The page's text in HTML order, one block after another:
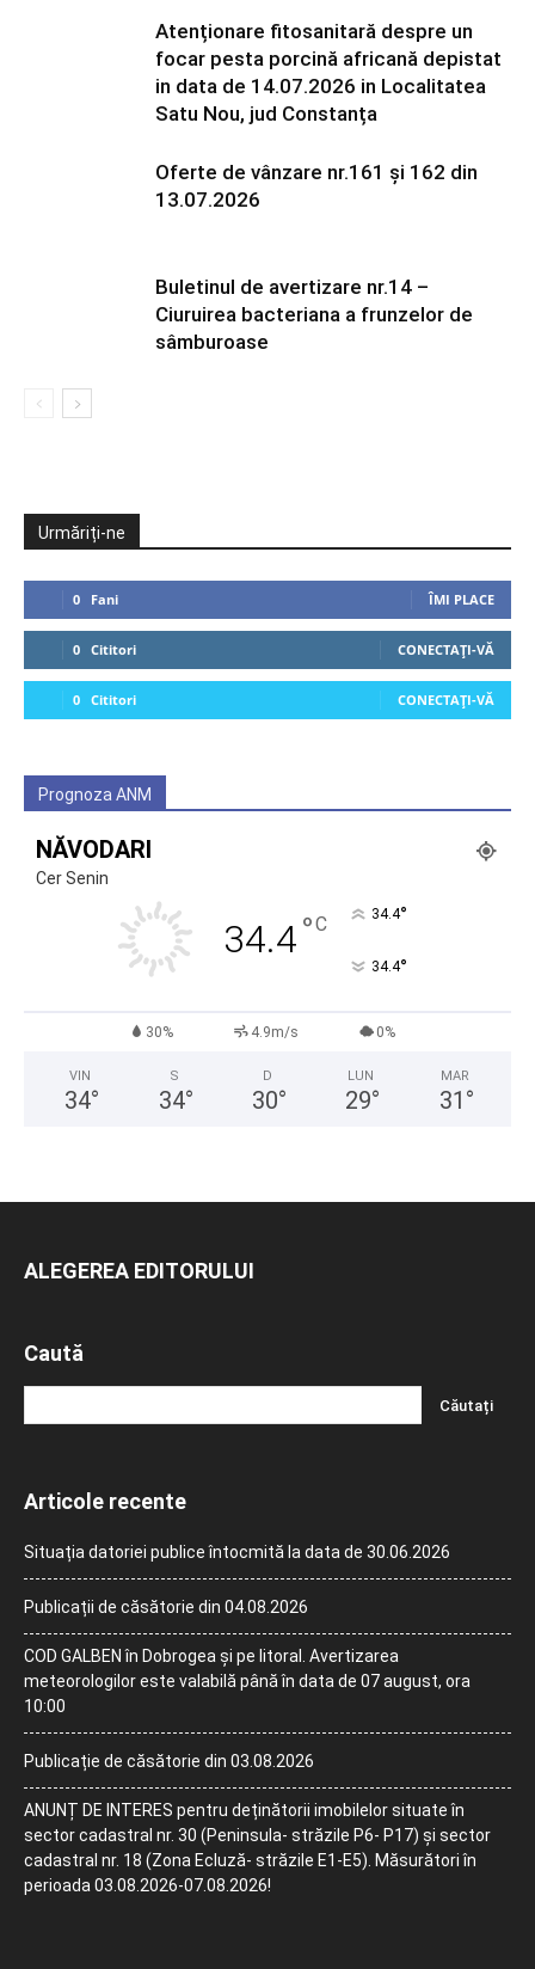
Atenționare fitosanitară despre un
focar pesta porcină africană depistat
in data de 14.07.2026 in Localitatea
Satu Nou, jud Constanța
Oferte de vânzare nr.161 și 162 din
13.07.2026
Buletinul de avertizare nr.14 –
Ciuruirea bacteriana a frunzelor de
sâmburoase
Urmăriți-ne
0 Fani ÎMI PLACE
0 Cititori CONECTAȚI-VĂ
0 Cititori CONECTAȚI-VĂ
Prognoza ANM
NĂVODARI
Cer Senin
34.4°C 34.4°
34.4°
30% 4.9m/s 0%
VIN
34°
S
34°
D
30°
LUN
29°
MAR
31 °
ALEGEREA EDITORULUI
Caută
Articole recente
Situația datoriei publice întocmită la data de 30.06.2026
Publicații de căsătorie din 04.08.2026
COD GALBEN în Dobrogea și pe litoral. Avertizarea
meteorologilor este valabilă până în data de 07 august, ora
10:00
Publicație de căsătorie din 03.08.2026
ANUNȚ DE INTERES pentru deținătorii imobilelor situate în
sector cadastral nr. 30 (Peninsula- străzile P6- P17) și sector
cadastral nr. 18 (Zona Ecluză- străzile E1-E5). Măsurători în
perioada 03.08.2026-07.08.2026!